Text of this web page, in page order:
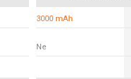
3000 mAh
Ne